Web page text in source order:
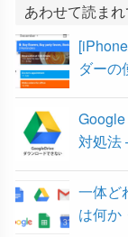
o
o
k
あわせて読ま
ダーの
対処法
一体ど
は何か